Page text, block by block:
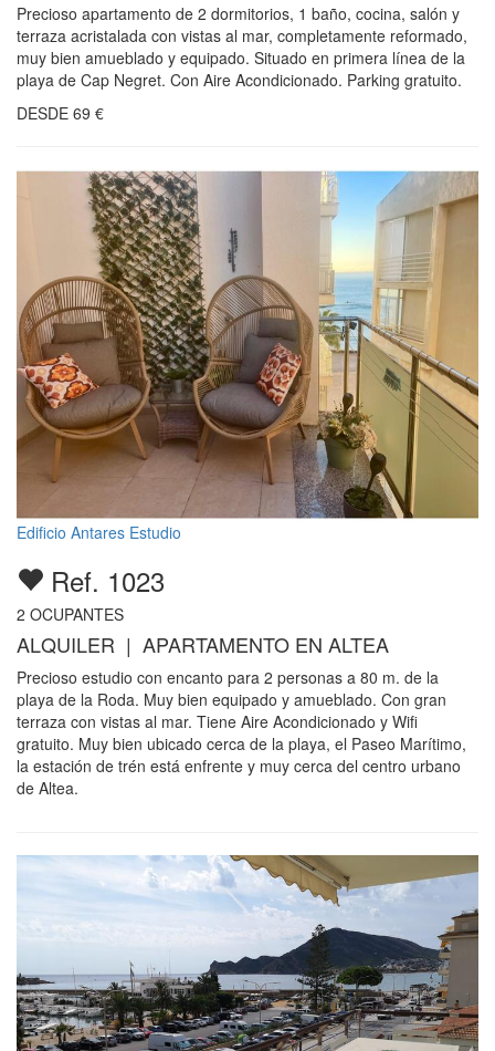
Precioso apartamento de 2 dormitorios, 1 baño, cocina, salón y
terraza acristalada con vistas al mar, completamente reformado,
muy bien amueblado y equipado. Situado en primera línea de la
playa de Cap Negret. Con Aire Acondicionado. Parking gratuito.
DESDE 69 €
Edificio Antares Estudio
Ref. 1023
2 OCUPANTES
ALQUILER | APARTAMENTO EN ALTEA
Precioso estudio con encanto para 2 personas a 80 m. de la
playa de la Roda. Muy bien equipado y amueblado. Con gran
terraza con vistas al mar. Tiene Aire Acondicionado y Wifi
gratuito. Muy bien ubicado cerca de la playa, el Paseo Marítimo,
la estación de trén está enfrente y muy cerca del centro urbano
de Altea.